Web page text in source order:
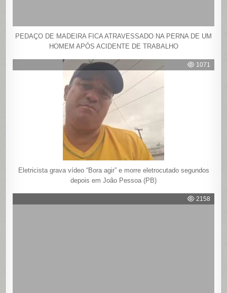
PEDAÇO DE MADEIRA FICA ATRAVESSADO NA PERNA DE UM
HOMEM APÓS ACIDENTE DE TRABALHO
1071
Eletricista grava vídeo “Bora agir” e morre eletrocutado segundos
depois em João Pessoa (PB)
2158